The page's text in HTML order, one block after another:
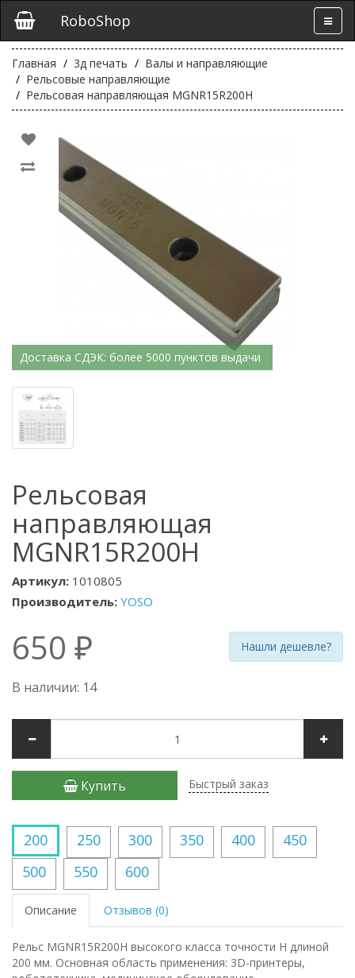
RoboShop
Главная 3д печать
Валы и направляющие
Рельсовые направляющие
Рельсовая направляющая MGNR15R200H
Доставка СДЭК: более 5000 пунктов выдачи
Рельсовая
направляющая
MGNR15R200H
Артикул: 1010805
Производитель: YOSO
650 ₽ Нашли дешевле?
В наличии: 14
Купить Быстрый заказ
200 250 300 350 400
450
500
550 600
Описание Отзывов (0)
Рельс MGNR15R200H высокого класса точности H длиной
200 мм. Основная область применения: 3D-принтеры,